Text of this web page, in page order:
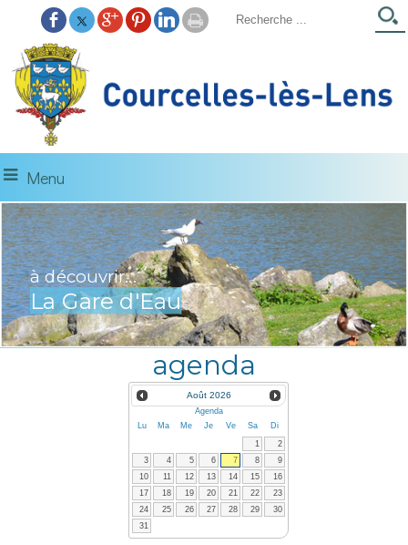
Menu
Amateurs de pêche,
découvrez le Parc à truites
agenda
Août 2026
Agenda
Lu
Ma Me Je Ve Sa
Di
1
2
3
4 5 6 7 8
9
10
11 12 13 14 15
16
17
18 19 20 21 22
23
24
25 26 27 28 29
30
31